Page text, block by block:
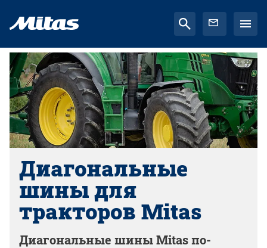
Диагональные
шины для
тракторов Mitas
Диагональные шины Mitas по-